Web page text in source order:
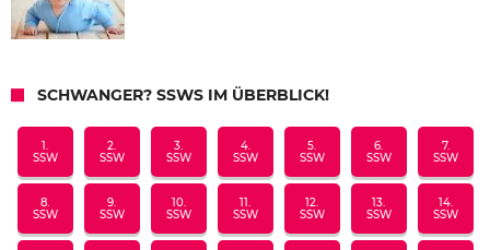
SCHWANGER? SSWS IM ÜBERBLICK!
1.
SSW
2.
SSW
3.
SSW
4.
SSW
5.
SSW
6.
SSW
7.
SSW
8.
SSW
9.
SSW
10.
SSW
11.
SSW
12.
SSW
13.
SSW
14.
SSW